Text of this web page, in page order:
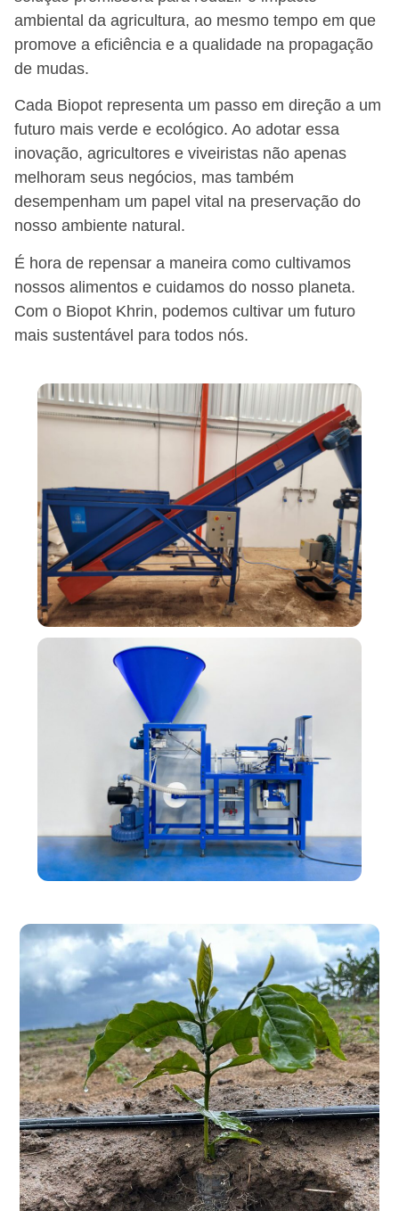
ambiental da agricultura, ao mesmo tempo em que
promove a eficiência e a qualidade na propagação
de mudas.
Cada Biopot representa um passo em direção a um
futuro mais verde e ecológico. Ao adotar essa
inovação, agricultores e viveiristas não apenas
melhoram seus negócios, mas também
desempenham um papel vital na preservação do
nosso ambiente natural.
É hora de repensar a maneira como cultivamos
nossos alimentos e cuidamos do nosso planeta.
Com o Biopot Khrin, podemos cultivar um futuro
mais sustentável para todos nós.